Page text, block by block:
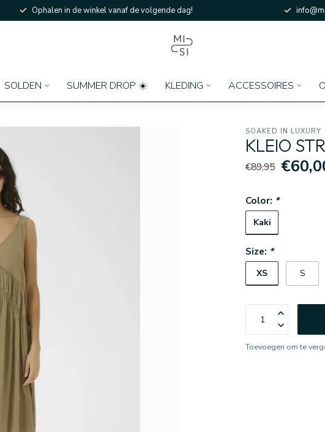
Ophalen in de winkel vanaf de volgende dag!
SOLDEN SUMMER DROP ☀️ KLEDING ACCESSOIRES
SOAKED IN LUXURY
KLEIO
€89,95
Color: *
Kaki
Size: *
XS S
Toevoegen om te